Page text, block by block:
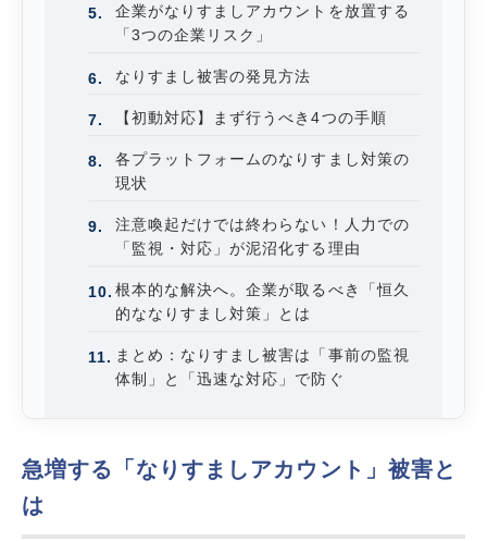
企業がなりすましアカウントを放置する
「3つの企業リスク」
なりすまし被害の発見方法
【初動対応】まず行うべき4つの手順
各プラットフォームのなりすまし対策の
現状
注意喚起だけでは終わらない！人力での
「監視・対応」が泥沼化する理由
根本的な解決へ。企業が取るべき「恒久
的ななりすまし対策」とは
まとめ：なりすまし被害は「事前の監視
体制」と「迅速な対応」で防ぐ
急増する「なりすましアカウント」被害と
は